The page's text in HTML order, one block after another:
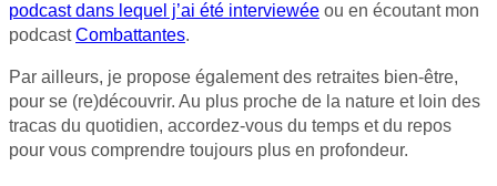
podcast dans lequel j’ai été interviewée ou en écoutant mon
podcastCombattantes.
Par ailleurs, je propose également des retraites bien-être,
pour se (re)découvrir. Au plus proche de la nature et loin des
tracas du quotidien, accordez-vous du temps et du repos
pour vous comprendre toujours plus en profondeur.